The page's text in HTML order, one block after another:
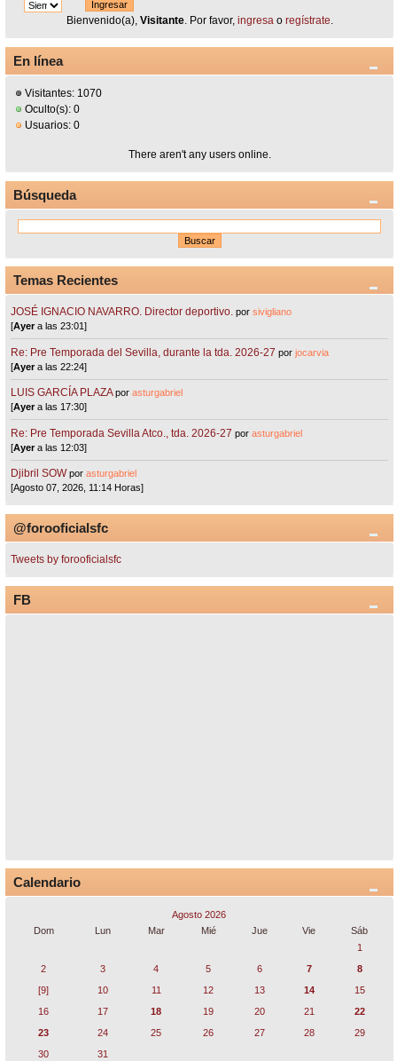
Bienvenido(a), Visitante. Por favor, ingresao regístrate.
En línea
Visitantes: 1070
Oculto(s): 0
Usuarios: 0
There aren't any users online.
Búsqueda
Temas Recientes
JOSÉ IGNACIO NAVARRO. Director deportivo. porsivigliano
[Ayera las 23:01]
Re: Pre Temporada del Sevilla, durante la tda. 2026-27 porjocarvia
[Ayera las 22:24]
LUIS GARCÍA PLAZA porasturgabriel
[Ayera las 17:30]
Re: Pre Temporada Sevilla Atco., tda. 2026-27 porasturgabriel
[Ayera las 12:03]
Djibril SOW porasturgabriel
[Agosto 07, 2026, 11:14 Horas]
@forooficialsfc
Tweets by forooficialsfc
FB
Calendario
Agosto 2026
Dom
Lun Mar Mié Jue Vie
Sáb
1
2
3 4 5 6 7
8
[9]
10 11 12 13 14
15
16
17 18 19 20 21
22
23
24 25 26 27 28
29
30
31